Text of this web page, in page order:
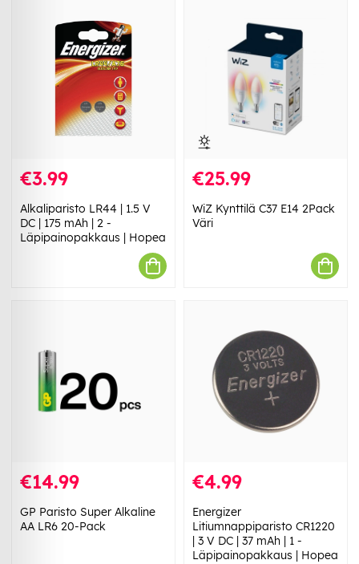
€3.99
Alkaliparisto LR44 | 1.5 V
DC | 175 mAh | 2 -
Läpipainopakkaus | Hopea
€25.99
WiZ Kynttilä C37 E14 2Pack
Väri
€14.99
GP Paristo Super Alkaline
AA LR6 20-Pack
€4.99
Energizer
Litiumnappiparisto CR1220
| 3 V DC | 37 mAh | 1 -
Läpipainopakkaus | Hopea